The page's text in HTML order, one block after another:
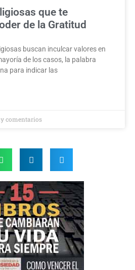
que te
de la Gratitud
buscan inculcar valores en
de los casos, la palabra
para indicar las
comentarios